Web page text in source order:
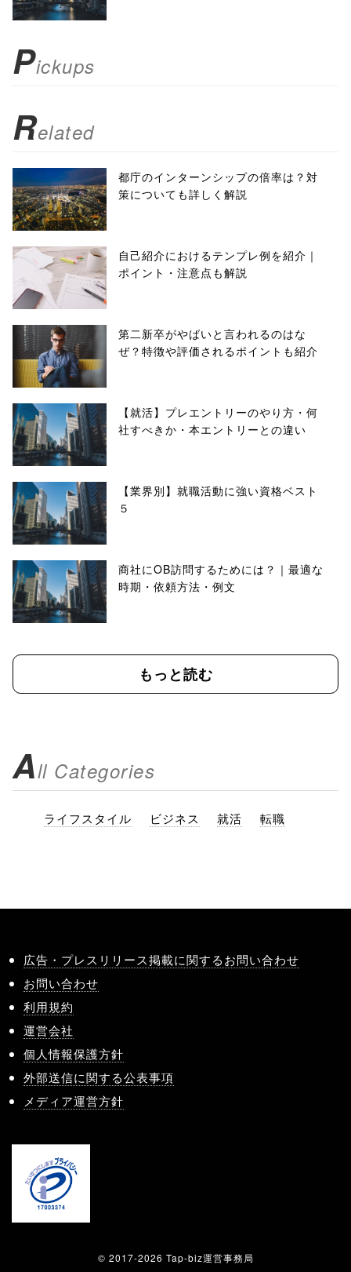
scrollbars=yes'
false;"> シェア
Pickups
Related
都庁のインターンシップの倍率は？対
策についても詳しく解説
自己紹介におけるテンプレ例を紹介｜
ポイント・注意点も解説
第二新卒がやばいと言われるのはな
ぜ？特徴や評価されるポイントも紹介
【就活】プレエントリーのやり方・何
社すべきか・本エントリーとの違い
【業界別】就職活動に強い資格ベスト
５
商社にOB訪問するためには？｜最適な
時期・依頼方法・例文
もっと読む
All Categories
ライフスタイル ビジネス 就活 転職
広告・プレスリリース掲載に関するお問い合わせ
お問い合わせ
利用規約
運営会社
個人情報保護方針
外部送信に関する公表事項
メディア運営方針
© 2017-2026 Tap-biz運営事務局